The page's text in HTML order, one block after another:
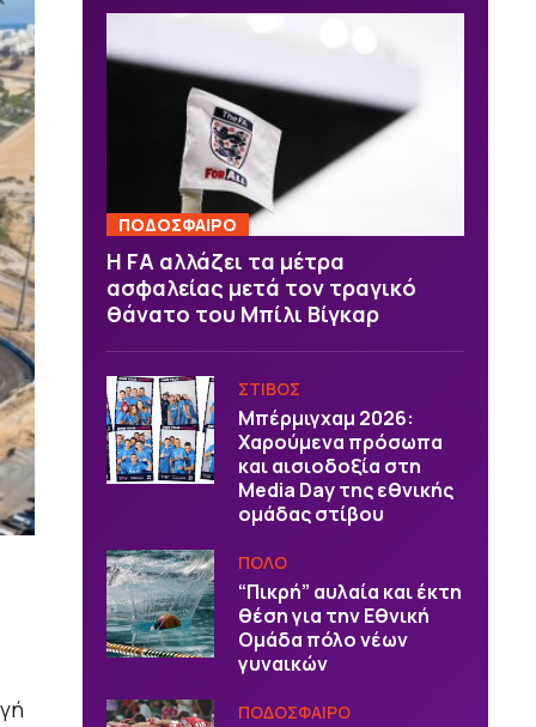
ΠΟΔΟΣΦΑΙΡΟ
Η FA αλλάζει τα μέτρα
ασφαλείας μετά τον τραγικό
θάνατο του Μπίλι Βίγκαρ
ΣΤΙΒΟΣ
Μπέρμιγχαμ 2026:
Χαρούμενα πρόσωπα
και αισιοδοξία στη
Media Day της εθνικής
ομάδας στίβου
ΠΟΛΟ
“Πικρή” αυλαία και έκτη
θέση για την Εθνική
Ομάδα πόλο νέων
γυναικών
ΠΟΔΟΣΦΑΙΡΟ